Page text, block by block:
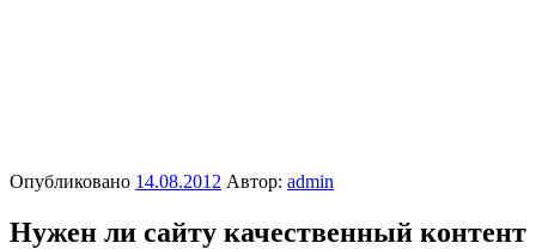
Опубликовано 14.08.2012 Автор: admin
Нужен ли сайту качественный контент